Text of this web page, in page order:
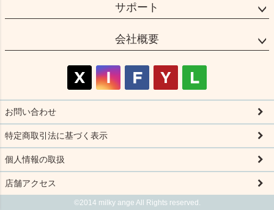
サポート
会社概要
お問い合わせ
特定商取引法に基づく表示
個人情報の取扱
店舗アクセス
©2014 milky ange All Rights reserved.